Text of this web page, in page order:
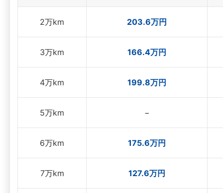
2万km 203.6万円
3万km 166.4万円
4万km 199.8万円
5万km −
6万km 175.6万円
7万km 127.6万円